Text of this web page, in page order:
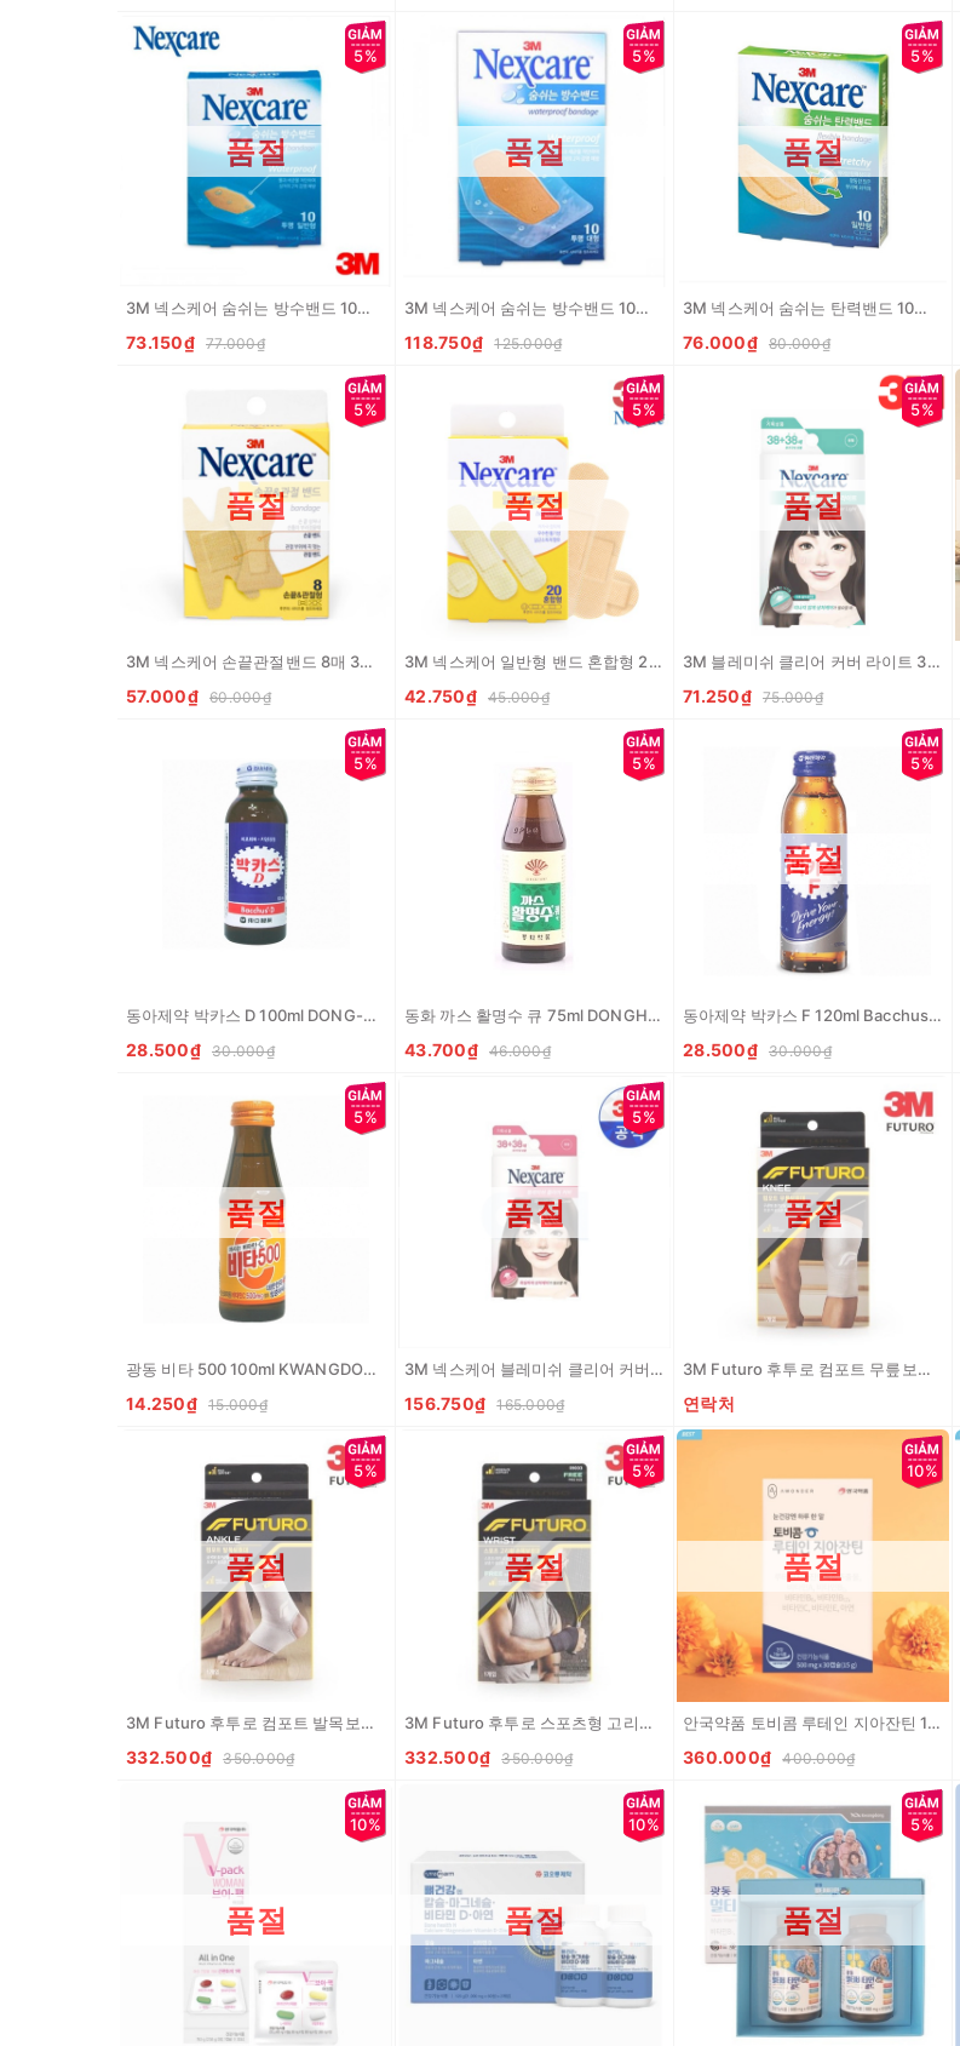
5%
품절
3M 넥스케어 숨쉬는 방수밴드 10매입 (중) 3M Bang ca nhan trong suot chong nuoc (co M)
73.150₫ 77.000₫
5%
품절
3M 넥스케어 숨쉬는 방수밴드 10매입 (대) 3M Bang ca nhan trong suot chong nuoc (co L)
118.750₫ 125.000₫
5%
품절
3M 넥스케어 숨쉬는 탄력밴드 10매입 (중) 3M Bang ca nhan co gian (co M)
76.000₫ 80.000₫
5%
품절
3M 넥스케어 손끝관절밴드 8매 3M Bang ca nhan tong hop 8 cai
57.000₫ 60.000₫
5%
품절
3M 넥스케어 일반형 밴드 혼합형 20매 3M Bang ca nhan tong hop 20 cai
42.750₫ 45.000₫
5%
품절
3M 블레미쉬 클리어 커버 라이트 32피스 Phim dan mun thao de dang 32pc
71.250₫ 75.000₫
5%
동아제약 박카스 D 100ml DONG-A Nuoc uong Bacchus D
28.500₫ 30.000₫
5%
동화 까스 활명수 큐 75ml DONGHWA Nuoc uong danh cho tieu hoa Q
43.700₫ 46.000₫
5%
품절
동아제약 박카스 F 120ml Bacchus-F
28.500₫ 30.000₫
5%
품절
광동 비타 500 100ml KWANGDONG Nuoc uong VitaminC Vita500
14.250₫ 15.000₫
5%
품절
3M 넥스케어 블레미쉬 클리어 커버 76매입 Mieng dan mun che khuyet diem
156.750₫ 165.000₫
품절
3M Futuro 후투로 컴포트 무릎보호대 M Dai bao ve dau goi
연락처
5%
품절
3M Futuro 후투로 컴포트 발목보호대 M Dai bao ve mat ca chan
332.500₫ 350.000₫
5%
품절
3M Futuro 후투로 스포츠형 고리형 손목 보호대 Dai bao ve co tay
332.500₫ 350.000₫
10%
품절
안국약품 토비콤 루테인 지아잔틴 15g (500mg x 30캡슐) Thuc pham chuc nang bo mat
360.000₫ 400.000₫
10%
품절
10%
품절
5%
품절